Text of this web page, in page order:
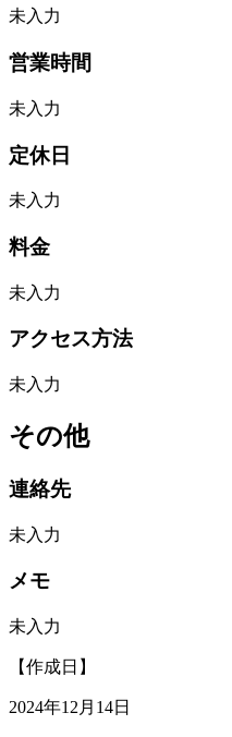
未入力
営業時間
未入力
定休日
未入力
料金
未入力
アクセス方法
未入力
その他
連絡先
未入力
メモ
未入力
【作成日】
2024年12月14日